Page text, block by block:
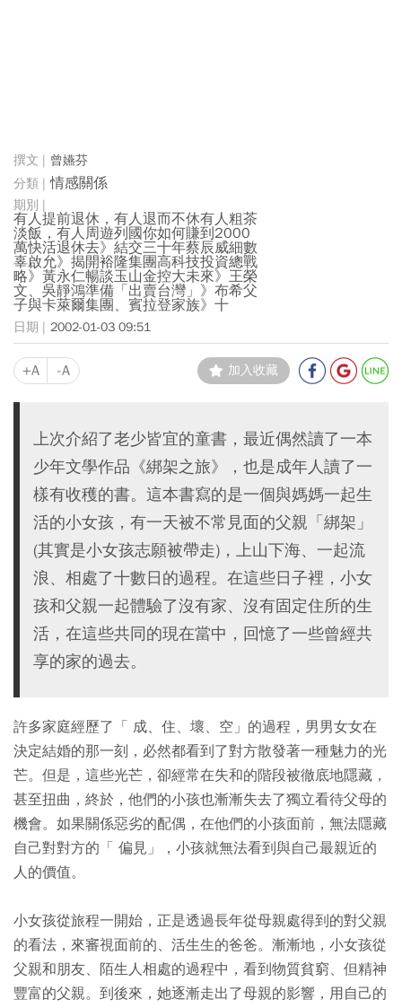
曾嬿芬
情感關係
有人提前退休，有人退而不休有人粗茶
淡飯，有人周遊列國你如何賺到2000
萬快活退休去》結交三十年蔡辰威細數
辜啟允》揭開裕隆集團高科技投資總戰
略》黃永仁暢談玉山金控大未來》王榮
文、吳靜鴻準備「出賣台灣」》布希父
子與卡萊爾集團、賓拉登家族》十
2002-01-03 09:51
+A -A 加入收藏
上次介紹了老少皆宜的童書，最近偶然讀了一本
少年文學作品《綁架之旅》，也是成年人讀了一
樣有收穫的書。這本書寫的是一個與媽媽一起生
活的小女孩，有一天被不常見面的父親「綁架」
(其實是小女孩志願被帶走)，上山下海、一起流
浪、相處了十數日的過程。在這些日子裡，小女
孩和父親一起體驗了沒有家、沒有固定住所的生
活，在這些共同的現在當中，回憶了一些曾經共
享的家的過去。
許多家庭經歷了「 成、住、壞、空」的過程，男男女女在
決定結婚的那一刻，必然都看到了對方散發著一種魅力的光
芒。但是，這些光芒，卻經常在失和的階段被徹底地隱藏，
甚至扭曲，終於，他們的小孩也漸漸失去了獨立看待父母的
機會。如果關係惡劣的配偶，在他們的小孩面前，無法隱藏
自己對對方的「 偏見」，小孩就無法看到與自己最親近的
人的價值。
小女孩從旅程一開始，正是透過長年從母親處得到的對父親
的看法，來審視面前的、活生生的爸爸。漸漸地，小女孩從
父親和朋友、陌生人相處的過程中，看到物質貧窮、但精神
豐富的父親。到後來，她逐漸走出了母親的影響，用自己的